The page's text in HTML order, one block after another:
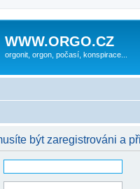
WWW.ORGO.CZ
orgonit, orgon, počasí, konspirace...
být zaregistrováni a